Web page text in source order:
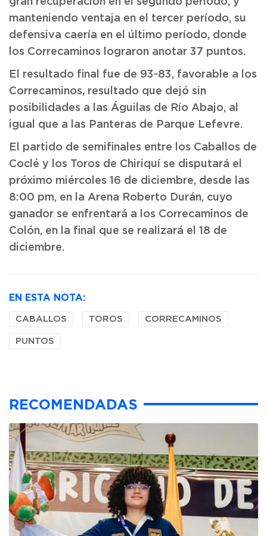
manteniendo ventaja en el tercer período, su
defensiva caería en el último período, donde
los Correcaminos lograron anotar 37 puntos.
El resultado final fue de 93-83, favorable a los
Correcaminos, resultado que dejó sin
posibilidades a las Águilas de Río Abajo, al
igual que a las Panteras de Parque Lefevre.
El partido de semifinales entre los Caballos de
Coclé y los Toros de Chiriquí se disputará el
próximo miércoles 16 de diciembre, desde las
8:00 pm, en la Arena Roberto Durán, cuyo
ganador se enfrentará a los Correcaminos de
Colón, en la final que se realizará el 18 de
diciembre.
EN ESTA NOTA:
CABALLOS TOROS CORRECAMINOS
PUNTOS
RECOMENDADAS